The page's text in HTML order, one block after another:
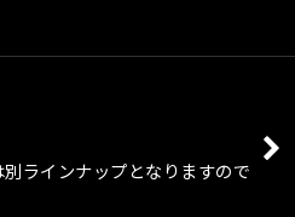
ラインナップとなりますので